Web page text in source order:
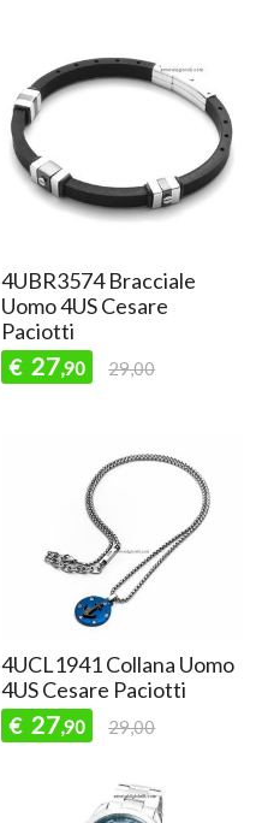
4UBR3574 Bracciale
Uomo 4US Cesare
Paciotti
€ 27,90 29,00
4UCL1941 Collana Uomo
4US Cesare Paciotti
€ 27,90 29,00